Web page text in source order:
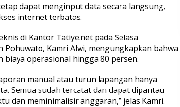
dapat menginput data secara langsung,
internet terbatas.
di Kantor Tatiye.net pada Selasa
Pohuwato, Kamri Alwi, mengungkapkan bahwa
biaya operasional hingga 80 persen.
manual atau turun lapangan hanya
Semua sudah tercatat dan dapat dipantau
dan meminimalisir anggaran,” jelas Kamri.